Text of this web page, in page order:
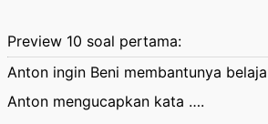
Preview 10 soal pertama:
Anton ingin Beni membantunya
Anton mengucapkan kata ….